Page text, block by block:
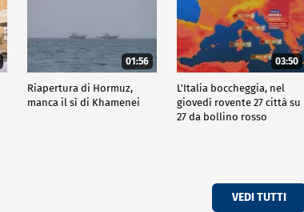
01:56
Riapertura di Hormuz,
manca il sì di Khamenei
03:50
L'Italia boccheggia, nel
giovedì rovente 27 città su
27 da bollino rosso
VEDI TUTTI